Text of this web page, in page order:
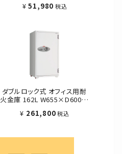
¥ 51,980 税込
ダブルロック式 オフィス用耐
火金庫 162L W655×D600×
¥ 261,800税込